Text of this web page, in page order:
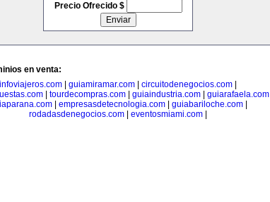
Precio Ofrecido $
en venta:
infoviajeros.com
guiamiramar.com circuitodenegocios.com
| tourdecompras.com| guiaindustria.com| guiarafaela.com|
| empresasdetecnologia.com| guiabariloche.com|
rodadasdenegocios.com
eventosmiami.com